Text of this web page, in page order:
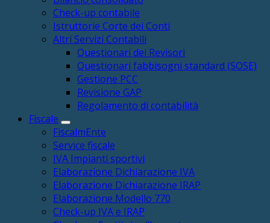
Check-up contabile
Istruttorie Corte dei Conti
Altri Servizi Contabili
Questionari dei Revisori
Questionari fabbisogni standard (SOSE)
Gestione PCC
Revisione GAP
Regolamento di contabilità
Fiscale
FiscalmEnte
Service fiscale
IVA Impianti sportivi
Elaborazione Dichiarazione IVA
Elaborazione Dichiarazione IRAP
Elaborazione Modello 770
Check-up IVA e IRAP